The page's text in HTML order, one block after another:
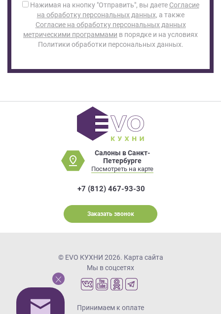
Нажимая на кнопку "Отправить", вы даете Согласие
на обработку персональных данных, а также
Согласие на обработку персональных данных
метрическими программами в порядке и на условиях
Политики обработки персональных данных.
Салоны в Санкт-
Петербурге
Посмотреть на карте
+7 (812) 467-93-30
Заказать звонок
© EVO КУХНИ 2026. Карта сайта
Мы в соцсетях
Принимаем к оплате